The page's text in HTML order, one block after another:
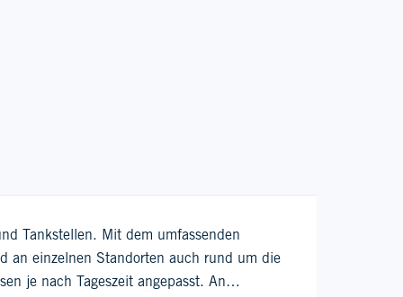
Tankstellen. Mit dem umfassenden
an einzelnen Standorten auch rund um die
je nach Tageszeit angepasst. An